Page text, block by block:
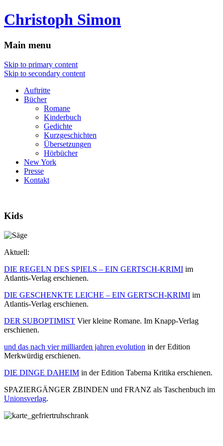
Christoph Simon
Main menu
Skip to primary content
Skip to secondary content
Auftritte
Bücher
Romane
Kinderbuch
Gedichte
Kurzgeschichten
Übersetzungen
Hörbücher
New York
Presse
Kontakt
Kids
Aktuell:
DIE REGELN DES SPIELS – EIN GERTSCH-KRIMI im
Atlantis-Verlag erschienen.
DIE GESCHENKTE LEICHE – EIN GERTSCH-KRIMI im
Atlantis-Verlag erschienen.
DER SUBOPTIMIST Vier kleine Romane. Im Knapp-Verlag
erschienen.
und das nach vier milliarden jahren evolution in der Edition
Merkwürdig erschienen.
DIE DINGE DAHEIM in der Edition Taberna Kritika erschienen.
SPAZIERGÄNGER ZBINDEN und FRANZ als Taschenbuch im
Unionsverlag.